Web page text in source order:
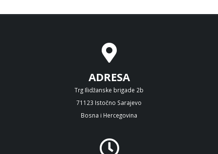
ADRESA
Trg Ilidžanske brigade 2b
71123 Istočno Sarajevo
Bosna i Hercegovina